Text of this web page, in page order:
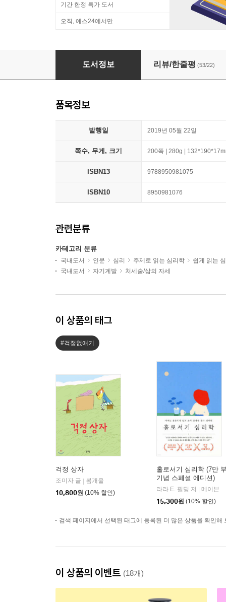
기간 한정 특가 도서
오직, 예스24에서만
나쁜 감정 정리법
도서정보 리뷰/한줄평 (53/22)
품목정보
발행일 2019년 05월 22일
쪽수, 무게, 크기 200쪽 | 280g |
ISBN13 9788950981075
ISBN10 8950981076
관련분류
카테고리 분류
국내도서 인문 심리 주제로 읽는 심리학
쉽게 읽는
국내도서
자기계발 처세술/삶의 자세
이 상품의 태그
#걱정없애기
걱정 상자
조미자 글
봄개울
10,800원 (10% 할인)
홀로서기 심리학 (7만
기념 스페셜 에디션)
라라 E. 필딩 저
메이븐
15,300원 (10% 할인)
검색 페이지에서 선택된 태그에 등록된 더 많은 상품을 확인해
이 상품의 이벤트 (18개)